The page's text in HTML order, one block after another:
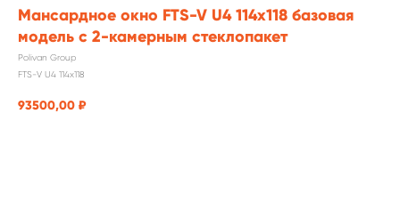
Мансардное окно FTS-V U4 114х118 базовая
модель с 2-камерным стеклопакет
Polivan Group
FTS-V U4 114x118
93500,00 ₽